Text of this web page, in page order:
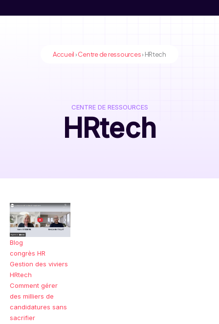
Accueil›Centre de ressources› HRtech
CENTRE DE RESSOURCES
HRtech
Blog
congrès HR
Gestion des viviers
HRtech
Comment gérer
des milliers de
candidatures sans
sacrifier